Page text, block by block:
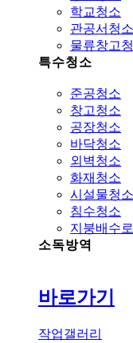
학교청소
관공서청소
물류창고
특수청소
준공청소
창고청소
공장청소
바닥청소
외벽청소
화재청소
시설물청소
침수청소
지붕배수
소독방역
바로가기
작업갤러리